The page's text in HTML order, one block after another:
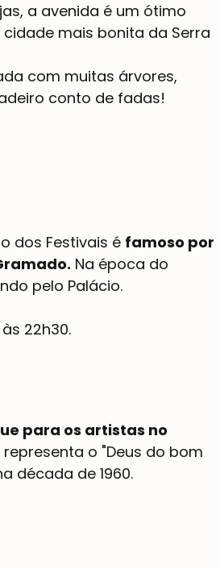
a avenida é um ótimo
mais bonita da Serra
com muitas árvores,
conto de fadas!
dos Festivais é famoso por
Na época do
pelo Palácio.
22h30.
para os artistas no
representa o "Deus do bom
década de 1960.